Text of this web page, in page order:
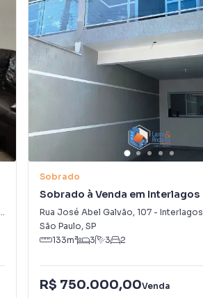
Sobrado
Sobrado à Venda em Interlagos
Rua José Abel Galvão, 107 - Interlagos
São Paulo, SP
133m² 3 3 2
R$ 750.000,00Venda